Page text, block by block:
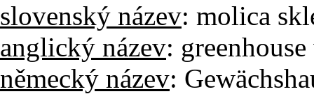
slovenský název: molica
anglický název:
německý název: